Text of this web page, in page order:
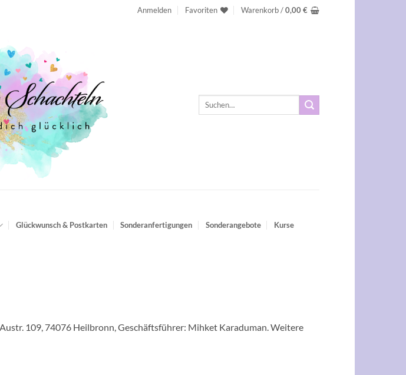
Anmelden Favoriten Warenkorb /0,00€
Suchen
Glückwunsch & Postkarten Sonderanfertigungen Sonderangebote Kurse
109, 74076 Heilbronn, Geschäftsführer: Mihket Karaduman. Weitere